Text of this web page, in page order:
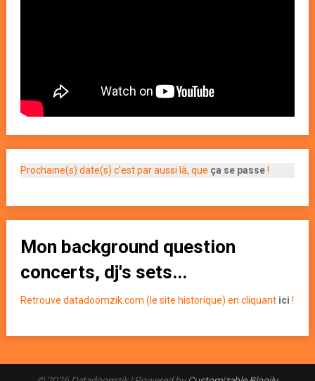
Prochaine(s) date(s) c'est par aussi là, que ça se passe!
Mon background question
concerts, dj's sets...
Retrouve datadoomzik.com (le site historique) en cliquant ici !